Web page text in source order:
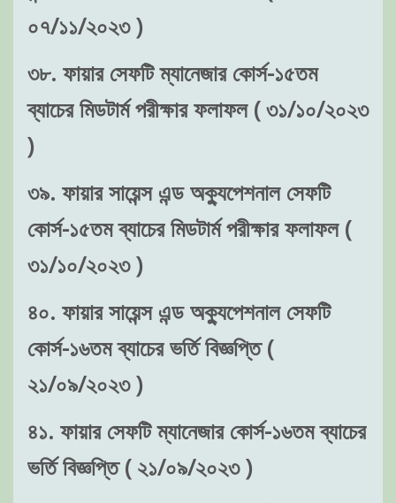
০৭/১১/২০২৩ )
৩৮. ফায়ার সেফটি ম্যানেজার কোর্স-১৫তম
ব্যাচের মিডটার্ম পরীক্ষার ফলাফল ( ৩১/১০/২০২৩
)
৩৯. ফায়ার সায়েন্স এন্ড অক্যুপেশনাল সেফটি
কোর্স-১৫তম ব্যাচের মিডটার্ম পরীক্ষার ফলাফল (
৩১/১০/২০২৩ )
৪০. ফায়ার সায়েন্স এন্ড অক্যুপেশনাল সেফটি
কোর্স-১৬তম ব্যাচের ভর্তি বিজ্ঞপ্তি (
২১/০৯/২০২৩ )
৪১. ফায়ার সেফটি ম্যানেজার কোর্স-১৬তম ব্যাচের
ভর্তি বিজ্ঞপ্তি ( ২১/০৯/২০২৩ )